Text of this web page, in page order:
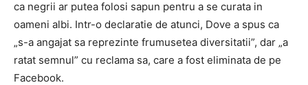
ca negrii ar putea folosi sapun pentru a se curata in
oameni albi. Intr-o declaratie de atunci, Dove a spus ca
„s-a angajat sa reprezinte frumusetea diversitatii”, dar „a
ratat semnul” cu reclama sa, care a fost eliminata de pe
Facebook.